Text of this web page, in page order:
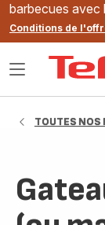
barbecues avec
Conditions de
Ouvrir
TOUTES NOS